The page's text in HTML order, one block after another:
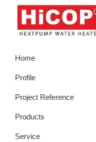
Skip
primary
Skip
Skip
primary
Skip
footer
Water
Heater
Home
Profile
Project Reference
Products
Service